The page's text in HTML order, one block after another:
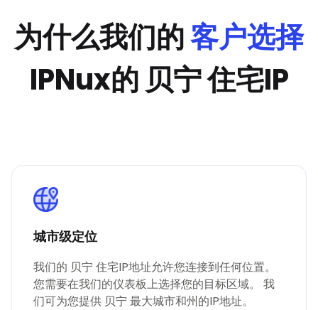
为什么我们的客户选择
IPNux的 贝宁 住宅IP
城市级定位
我们的 贝宁 住宅IP地址允许您连接到任何位置。
您需要在我们的仪表板上选择您的目标区域。 我
们可为您提供 贝宁 最大城市和州的IP地址。